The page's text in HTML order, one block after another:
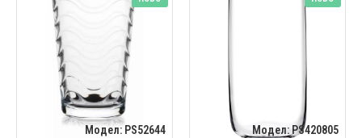
Модел: PS52644
Модел: PS420805